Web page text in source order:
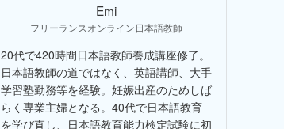
Emi
フリーランスオンライン日本語教師
20代で420時間日本語教師養成講座修了。
日本語教師の道ではなく、英語講師、大手
学習塾勤務等を経験。妊娠出産のためしば
らく専業主婦となる。40代で日本語教育
を学び直し、日本語教育能力検定試験に初